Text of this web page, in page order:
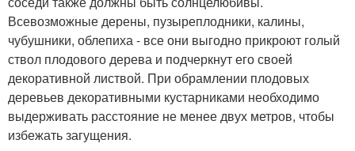
Всевозможные дерены, пузыреплодники, калины,
чубушники, облепиха - все они выгодно прикроют голый
ствол плодового дерева и подчеркнут его своей
декоративной листвой. При обрамлении плодовых
деревьев декоративными кустарниками необходимо
выдерживать расстояние не менее двух метров, чтобы
избежать загущения.